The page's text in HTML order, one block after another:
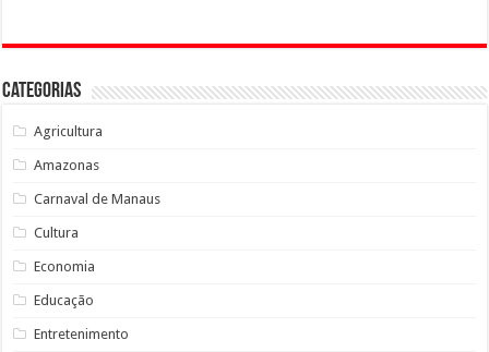
Categorias
Agricultura
Amazonas
Carnaval de Manaus
Cultura
Economia
Educação
Entretenimento